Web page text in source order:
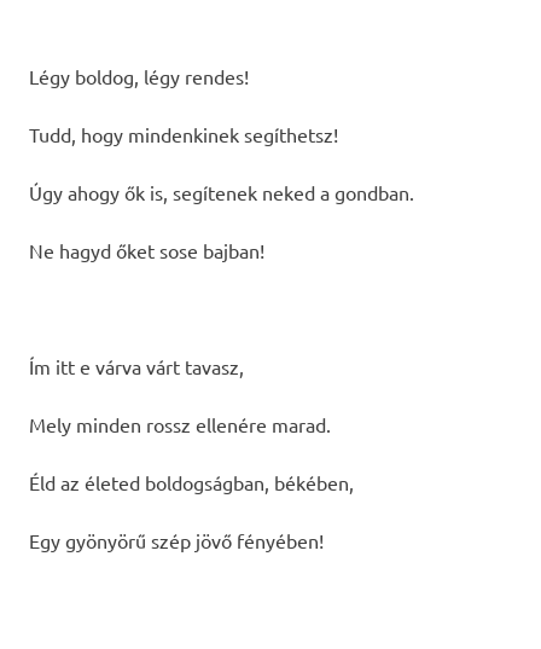
Légy boldog, légy rendes!
Tudd, hogy mindenkinek segíthetsz!
Úgy ahogy ők is, segítenek neked a gondban.
Ne hagyd őket sose bajban!
Ím itt e várva várt tavasz,
Mely minden rossz ellenére marad.
Éld az életed boldogságban, békében,
Egy gyönyörű szép jövő fényében!